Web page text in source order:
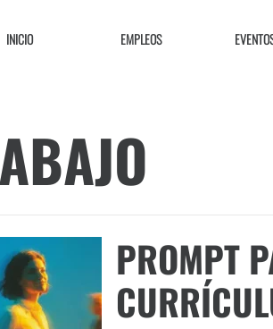
INICIO EMPLEOS
PROMPT